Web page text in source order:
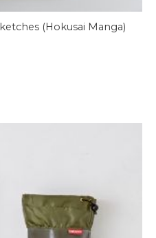
(Hokusai Manga)